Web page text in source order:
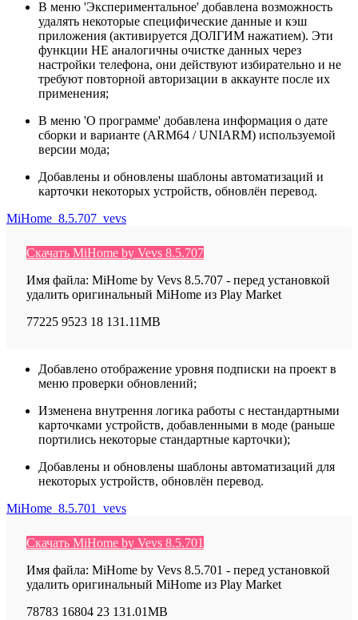
В меню 'Экспериментальное' добавлена возможность
удалять некоторые специфические данные и кэш
приложения (активируется ДОЛГИМ нажатием). Эти
функции НЕ аналогичны очистке данных через
настройки телефона, они действуют избирательно и не
требуют повторной авторизации в аккаунте после их
применения;
В меню 'О программе' добавлена информация о дате
сборки и варианте (ARM64 / UNIARM) используемой
версии мода;
Добавлены и обновлены шаблоны автоматизаций и
карточки некоторых устройств, обновлён перевод.
MiHome_8.5.707_vevs
Скачать MiHome by Vevs 8.5.707
Имя файла: MiHome by Vevs 8.5.707 - перед установкой
удалить оригинальный MiHome из Play Market
77225 9523 18 131.11MB
Добавлено отображение уровня подписки на проект в
меню проверки обновлений;
Изменена внутрення логика работы с нестандартными
карточками устройств, добавленными в моде (раньше
портились некоторые стандартные карточки);
Добавлены и обновлены шаблоны автоматизаций для
некоторых устройств, обновлён перевод.
MiHome_8.5.701_vevs
Скачать MiHome by Vevs 8.5.701
Имя файла: MiHome by Vevs 8.5.701 - перед установкой
удалить оригинальный MiHome из Play Market
78783 16804 23 131.01MB